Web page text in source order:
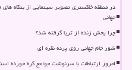
در منطقه خاکستری تصویر سینمایی از بنگاه
جهانی
چرا پخش زنده از ثریا گرفته شد؟
شور جام جهانی روی پرده نقره ای
امروز ارتباطات با سرنوشت جوامع گره خورده